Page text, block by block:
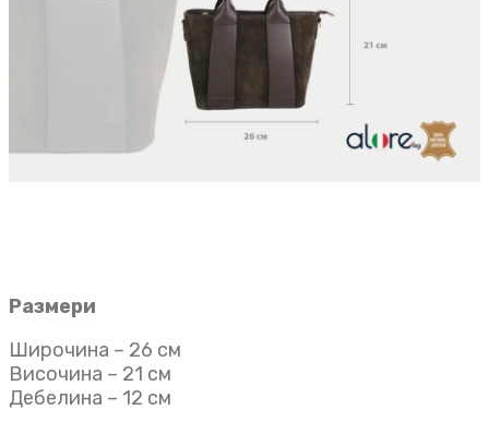
Размери
Широчина – 26 см
Височина – 21 см
Дебелина – 12 см